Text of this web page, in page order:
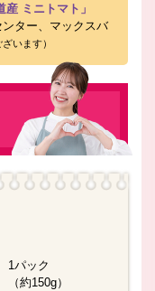
産 ミニトマト」
ター、マックスバ
います）
1パック
（約150g）